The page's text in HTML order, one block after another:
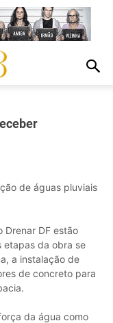
de águas pluviais
Drenar DF estão
etapas da obra se
a instalação de
de concreto para
da água como